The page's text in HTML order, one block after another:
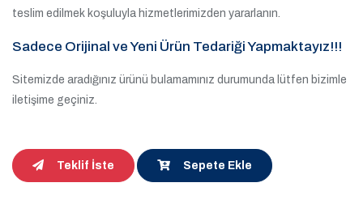
teslim edilmek koşuluyla hizmetlerimizden yararlanın.
Sadece Orijinal ve Yeni Ürün Tedariği Yapmaktayız!!!
Sitemizde aradığınız ürünü bulamamınız durumunda lütfen bizimle
iletişime geçiniz.
Teklif İste Sepete Ekle